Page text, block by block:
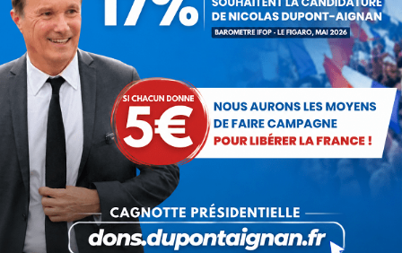
Articles récents
Présomption de légitimité de l’usage des
armes par les forces de l’ordre